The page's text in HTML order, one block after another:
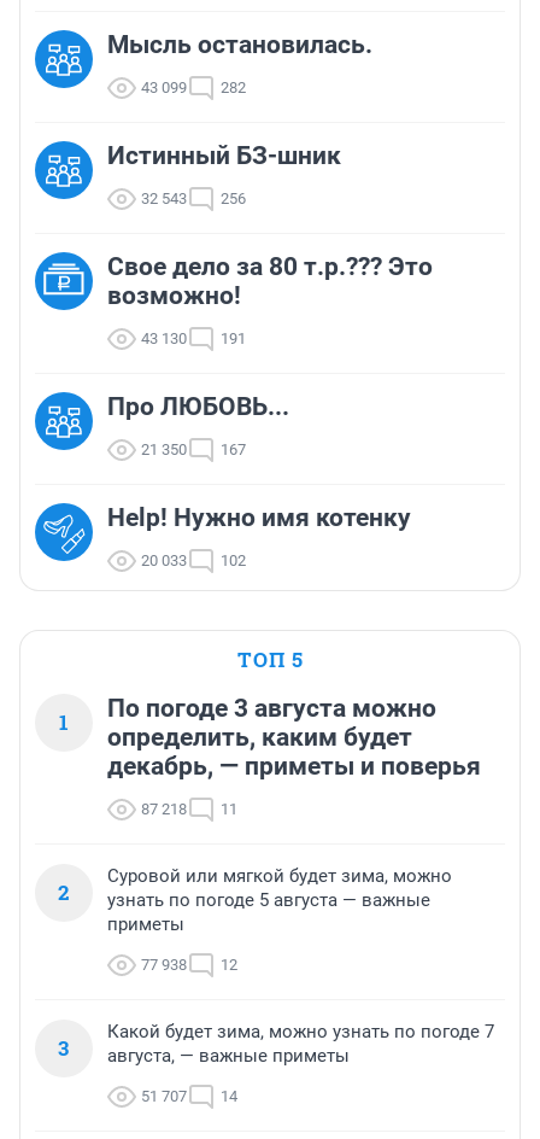
Мысль остановилась.
43 099 282
Истинный БЗ-шник
32 543 256
Свое дело за 80 т.р.??? Это
возможно!
43 130 191
Про ЛЮБОВЬ...
21 350 167
Help! Нужно имя котенку
20 033 102
ТОП 5
1
По погоде 3 августа можно
определить, каким будет
декабрь, — приметы и поверья
87 218 11
2
Суровой или мягкой будет зима, можно
узнать по погоде 5 августа — важные
приметы
77 938 12
3
Какой будет зима, можно узнать по погоде 7
августа, — важные приметы
51 707 14